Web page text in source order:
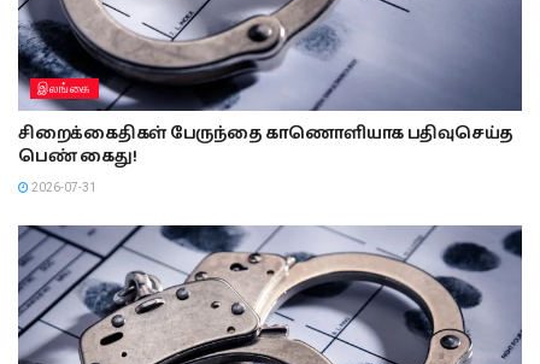
இலங்கை
சிறைக்கைதிகள் பேருந்தை காணொளியாக பதிவுசெய்த
பெண் கைது!
2026-07-31